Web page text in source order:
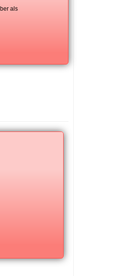
als